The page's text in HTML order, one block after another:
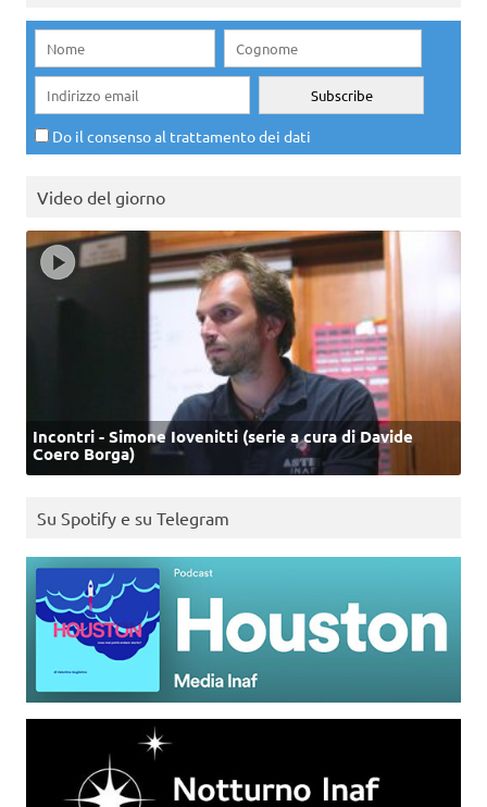
Do il consenso al trattamento dei dati
Video del giorno
Incontri - Simone Iovenitti (serie a cura di Davide
Coero Borga)
Su Spotify e su Telegram